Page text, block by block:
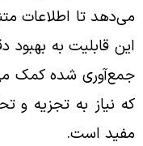
می‌دهد تا اطلاعات
این قابلیت به بهبود
جمع‌آوری شده کمک
که نیاز به تجزیه و
مفید است.